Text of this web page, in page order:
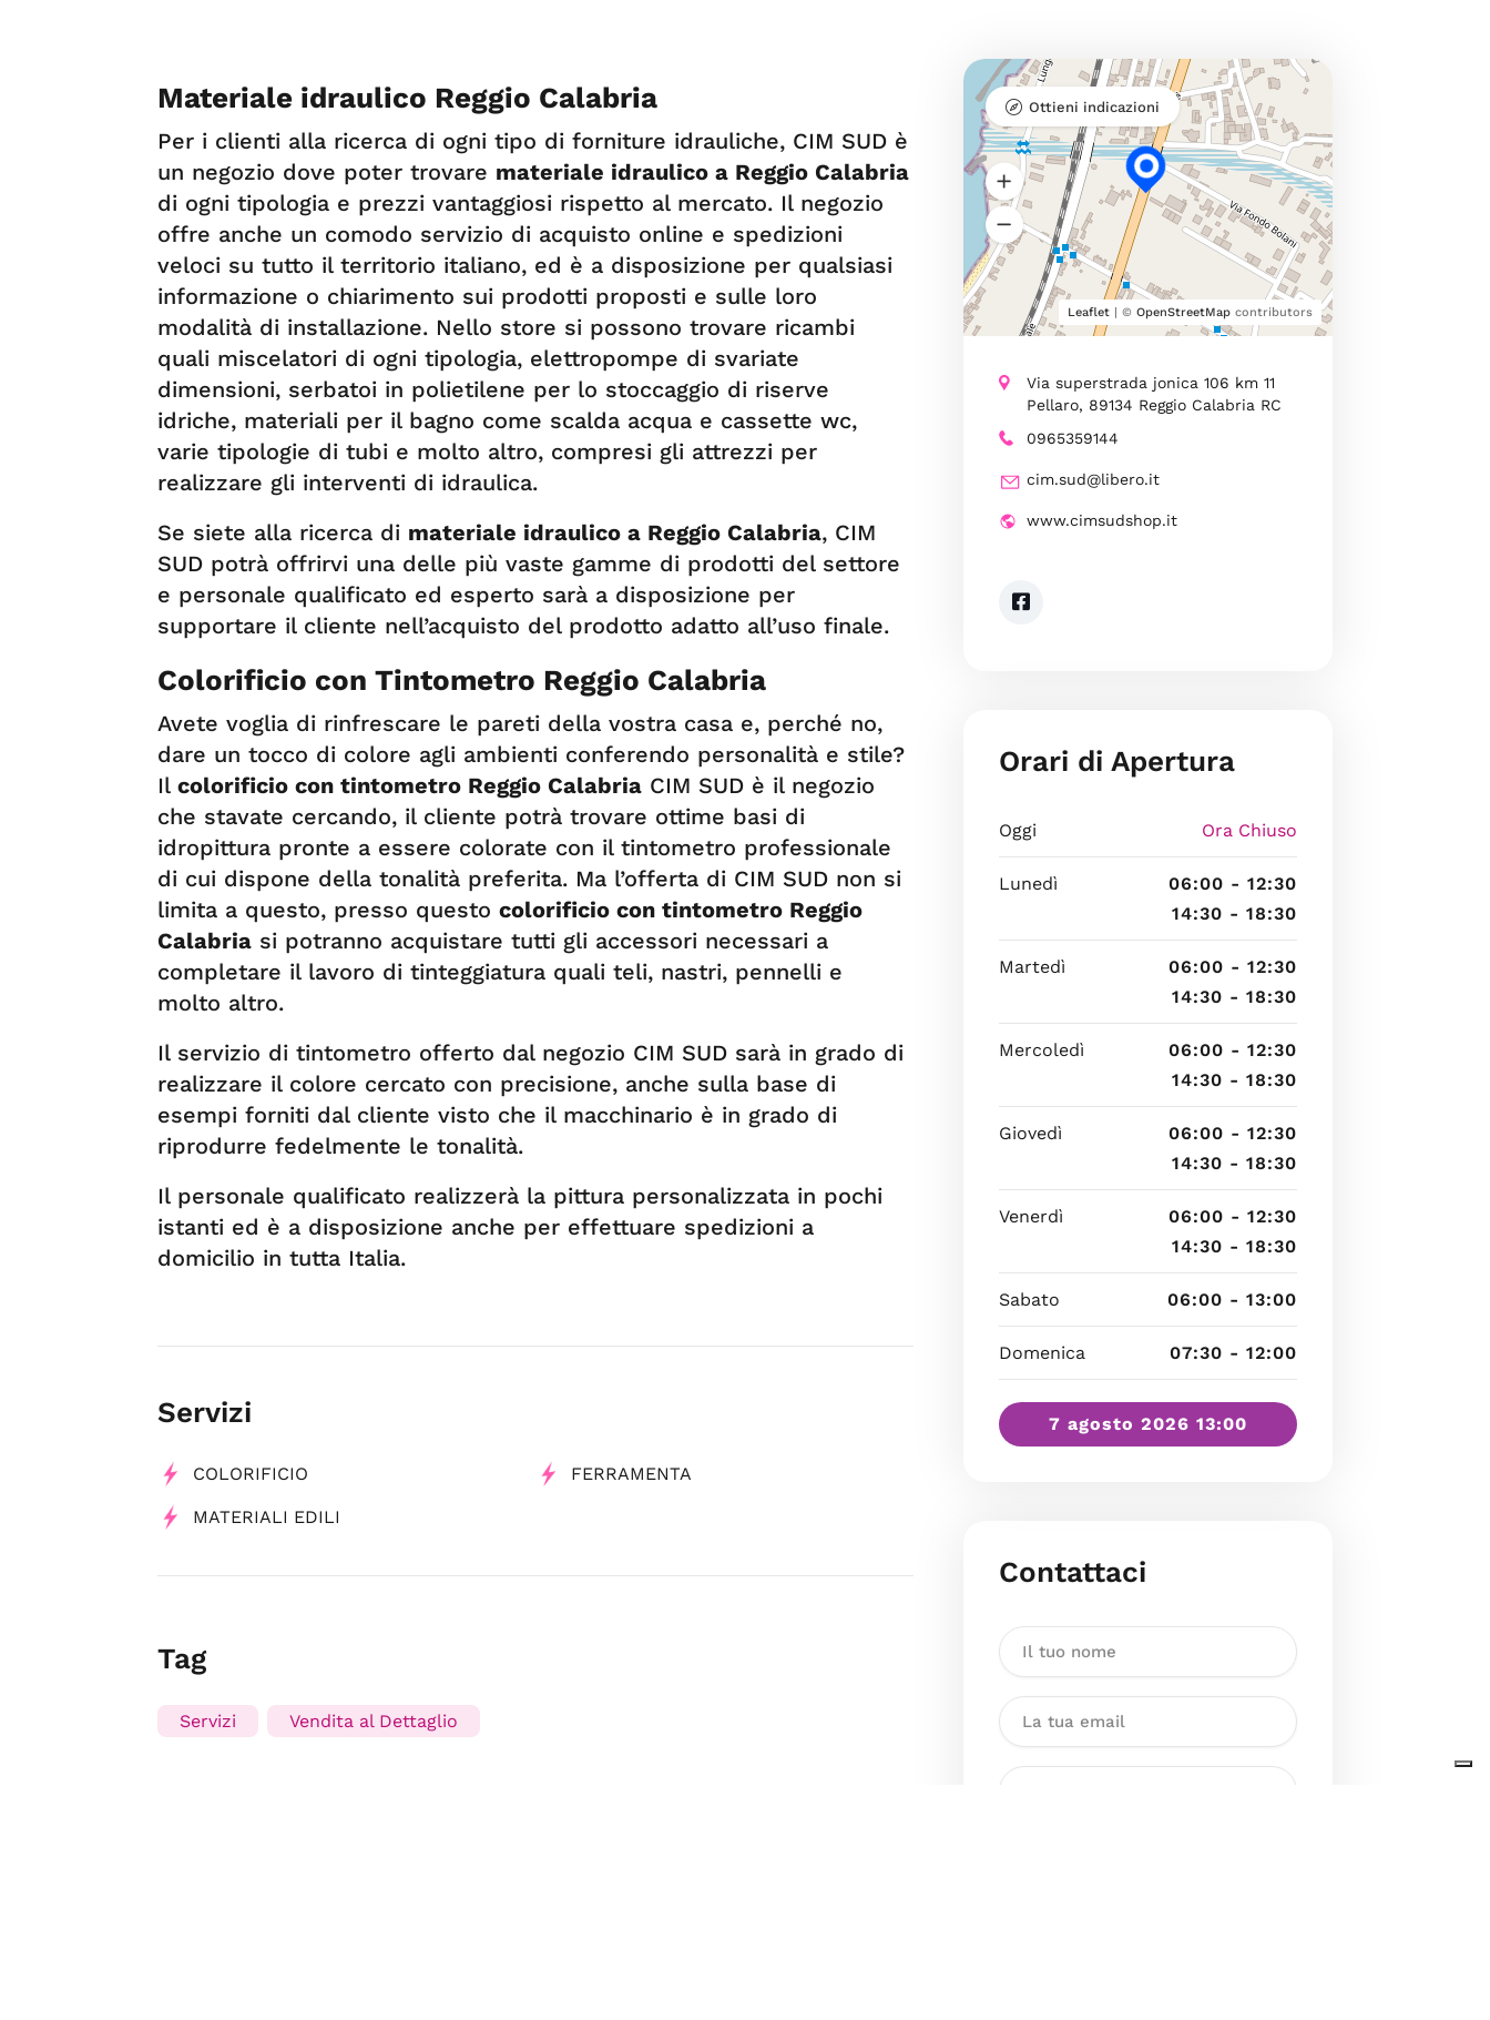
Materiale idraulico Reggio Calabria
Per i clienti alla ricerca di ogni tipo di forniture idrauliche, CIM SUD è
un negozio dove poter trovare materiale idraulico a Reggio Calabria
di ogni tipologia e prezzi vantaggiosi rispetto al mercato. Il negozio
offre anche un comodo servizio di acquisto online e spedizioni
veloci su tutto il territorio italiano, ed è a disposizione per qualsiasi
informazione o chiarimento sui prodotti proposti e sulle loro
modalità di installazione. Nello store si possono trovare ricambi
quali miscelatori di ogni tipologia, elettropompe di svariate
dimensioni, serbatoi in polietilene per lo stoccaggio di riserve
idriche, materiali per il bagno come scalda acqua e cassette wc,
varie tipologie di tubi e molto altro, compresi gli attrezzi per
realizzare gli interventi di idraulica.
Se siete alla ricerca di materiale idraulico a Reggio Calabria, CIM
SUD potrà offrirvi una delle più vaste gamme di prodotti del settore
e personale qualificato ed esperto sarà a disposizione per
supportare il cliente nell’acquisto del prodotto adatto all’uso finale.
Colorificio con Tintometro Reggio Calabria
Avete voglia di rinfrescare le pareti della vostra casa e, perché no,
dare un tocco di colore agli ambienti conferendo personalità e stile?
Il colorificio con tintometro Reggio Calabria CIM SUD è il negozio
che stavate cercando, il cliente potrà trovare ottime basi di
idropittura pronte a essere colorate con il tintometro professionale
di cui dispone della tonalità preferita. Ma l’offerta di CIM SUD non si
limita a questo, presso questo colorificio con tintometro Reggio
Calabria si potranno acquistare tutti gli accessori necessari a
completare il lavoro di tinteggiatura quali teli, nastri, pennelli e
molto altro.
Il servizio di tintometro offerto dal negozio CIM SUD sarà in grado di
realizzare il colore cercato con precisione, anche sulla base di
esempi forniti dal cliente visto che il macchinario è in grado di
riprodurre fedelmente le tonalità.
Il personale qualificato realizzerà la pittura personalizzata in pochi
istanti ed è a disposizione anche per effettuare spedizioni a
domicilio in tutta Italia.
Servizi
COLORIFICIO FERRAMENTA
MATERIALI EDILI
Tag
Servizi Vendita al Dettaglio
Leaflet| © OpenStreetMapcontributors
Ottieni indicazioni
Via superstrada jonica 106 km 11
Pellaro, 89134 Reggio Calabria RC
0965359144
cim.sud@libero.it
www.cimsudshop.it
Orari di Apertura
Oggi Ora Chiuso
Lunedì
06:00 - 12:30
14:30 - 18:30
Martedì
06:00 - 12:30
14:30 - 18:30
Mercoledì
06:00 - 12:30
14:30 - 18:30
Giovedì
06:00 - 12:30
14:30 - 18:30
Venerdì
06:00 - 12:30
14:30 - 18:30
Sabato 06:00 - 13:00
Domenica 07:30 - 12:00
7 agosto 2026 13:00
Contattaci